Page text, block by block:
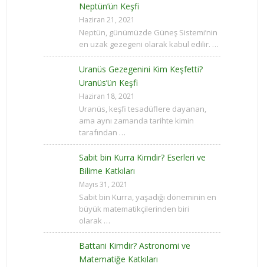
Neptün’ün Keşfi
Haziran 21, 2021
Neptün, günümüzde Güneş Sistemi’nin
en uzak gezegeni olarak kabul edilir. …
Uranüs Gezegenini Kim Keşfetti?
Uranüs’ün Keşfi
Haziran 18, 2021
Uranüs, keşfi tesadüflere dayanan,
ama aynı zamanda tarihte kimin
tarafından …
Sabit bin Kurra Kimdir? Eserleri ve
Bilime Katkıları
Mayıs 31, 2021
Sabit bin Kurra, yaşadığı döneminin en
büyük matematikçilerinden biri
olarak …
Battani Kimdir? Astronomi ve
Matematiğe Katkıları